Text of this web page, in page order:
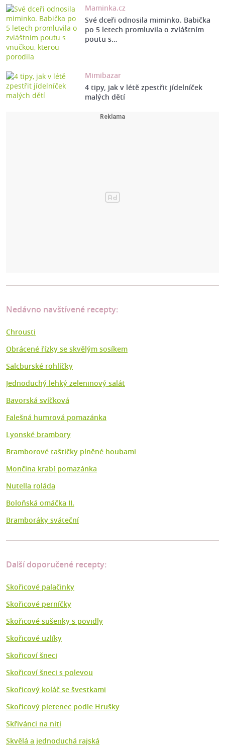
Maminka.cz
Své dceři odnosila miminko. Babička
po 5 letech promluvila o zvláštním
poutu s…
Mimibazar
4 tipy, jak v létě zpestřit jídelníček
malých dětí
Nedávno navštívené recepty:
Chrousti
Obrácené řízky se skvělým sosíkem
Salcburské rohlíčky
Jednoduchý lehký zeleninový salát
Bavorská svíčková
Falešná humrová pomazánka
Lyonské brambory
Bramborové taštičky plněné houbami
Mončina krabí pomazánka
Nutella roláda
Boloňská omáčka II.
Bramboráky sváteční
Další doporučené recepty:
Skořicové palačinky
Skořicové perníčky
Skořicové sušenky s povidly
Skořicové uzlíky
Skořicoví šneci
Skořicoví šneci s polevou
Skořicový koláč se švestkami
Skořicový pletenec podle Hrušky
Skřivánci na niti
Skvělá a jednoduchá rajská